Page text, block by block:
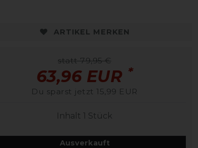
ARTIKEL MERKEN
statt 79,95 €
63,96 EUR *
Du sparst jetzt 15,99 EUR
Inhalt 1 Stück
Ausverkauft